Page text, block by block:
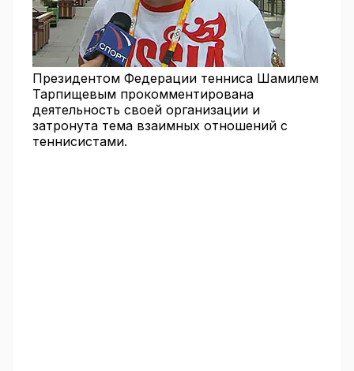
Президентом Федерации тенниса Шамилем
Тарпищевым прокомментирована
деятельность своей организации и
затронута тема взаимных отношений с
теннисистами.